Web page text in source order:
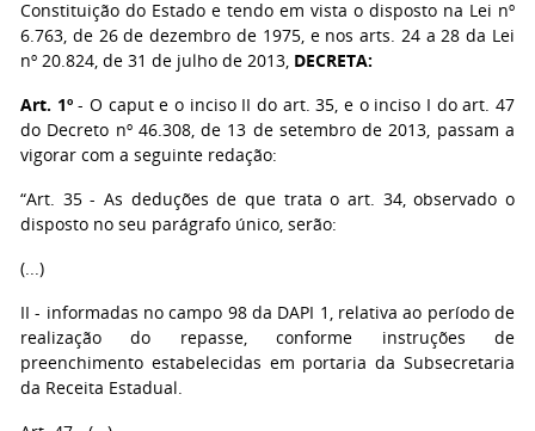
Constituição do Estado e tendo em vista o disposto na Lei nº
6.763, de 26 de dezembro de 1975, e nos arts. 24 a 28 da Lei
nº 20.824, de 31 de julho de 2013, DECRETA:
Art. 1º- O caput e o inciso II do art. 35, e o inciso I do art. 47
do Decreto nº 46.308, de 13 de setembro de 2013, passam a
vigorar com a seguinte redação:
“Art. 35 - As deduções de que trata o art. 34, observado o
disposto no seu parágrafo único, serão:
(...)
II - informadas no campo 98 da DAPI 1, relativa ao período de
realização do repasse, conforme instruções de
preenchimento estabelecidas em portaria da Subsecretaria
da Receita Estadual.